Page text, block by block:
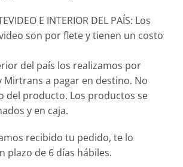
E INTERIOR DEL PAÍS: Los
son por flete y tienen un costo
del país los realizamos por
Mirtrans a pagar en destino. No
del producto. Los productos se
y en caja.
recibido tu pedido, te lo
plazo de 6 días hábiles.